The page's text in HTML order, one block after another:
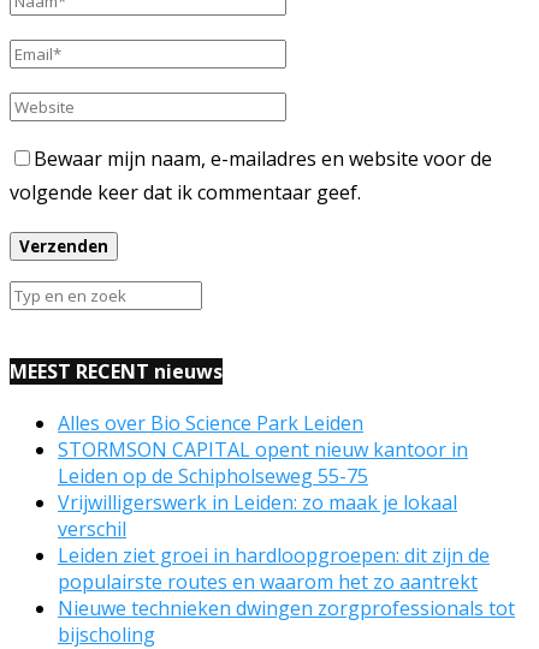
Bewaar mijn naam, e-mailadres en website voor de
volgende keer dat ik commentaar geef.
MEEST RECENT nieuws
Alles over Bio Science Park Leiden
STORMSON CAPITAL opent nieuw kantoor in
Leiden op de Schipholseweg 55-75
Vrijwilligerswerk in Leiden: zo maak je lokaal
verschil
Leiden ziet groei in hardloopgroepen: dit zijn de
populairste routes en waarom het zo aantrekt
Nieuwe technieken dwingen zorgprofessionals tot
bijscholing